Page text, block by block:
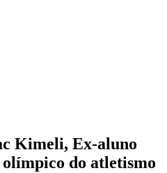
Kimeli, Ex-aluno
do atletismo